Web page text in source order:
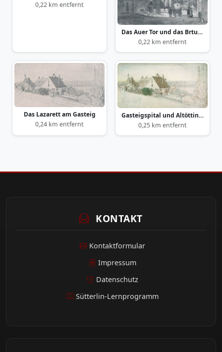
0,22 km entfernt
Das Auer Tor und das Brtunnhaus am Isarberg
0,22 km entfernt
Das Lazarett am Gasteig
0,24 km entfernt
Gasteigspital und Altöttinger Kapelle
0,25 km entfernt
KONTAKT
Kontaktformular
Impressum
Datenschutz
Sütterlin-Lernprogramm